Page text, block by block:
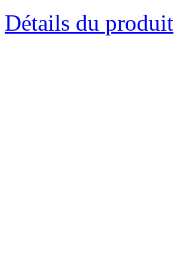
Détails du produit